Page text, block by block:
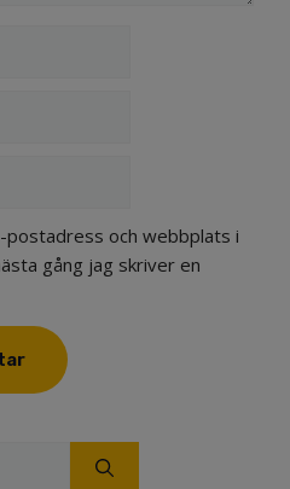
postadress och webbplats i
gång jag skriver en